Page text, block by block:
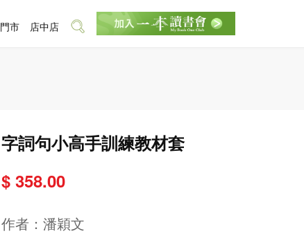
字詞句小高手訓練教材套
$ 358.00
作者： 潘穎文
門市 店中店